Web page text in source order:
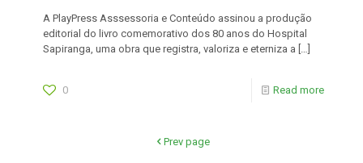
A PlayPress Asssessoria e Conteúdo assinou a produção
editorial do livro comemorativo dos 80 anos do Hospital
Sapiranga, uma obra que registra, valoriza e eterniza a […]
0 Read more
Prev page